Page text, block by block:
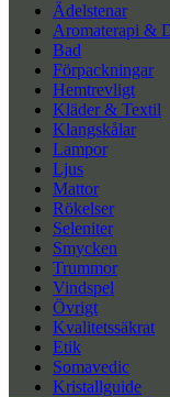
Ädelstenar
Aromaterapi &
Bad
Förpackningar
Hemtrevligt
Kläder & Textil
Klangskålar
Lampor
Ljus
Mattor
Rökelser
Seleniter
Smycken
Trummor
Vindspel
Övrigt
Kvalitetssäkrat
Etik
Somavedic
Kristallguide